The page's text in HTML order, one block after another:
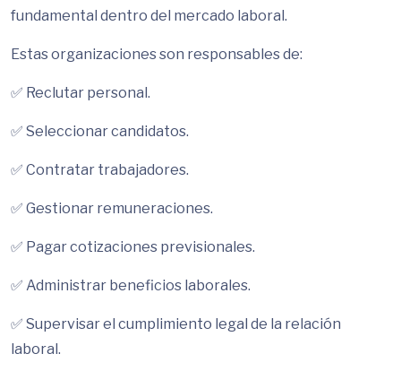
fundamental dentro del mercado laboral.
Estas organizaciones son responsables de:
✅ Reclutar personal.
✅ Seleccionar candidatos.
✅ Contratar trabajadores.
✅ Gestionar remuneraciones.
✅ Pagar cotizaciones previsionales.
✅ Administrar beneficios laborales.
✅ Supervisar el cumplimiento legal de la relación
laboral.